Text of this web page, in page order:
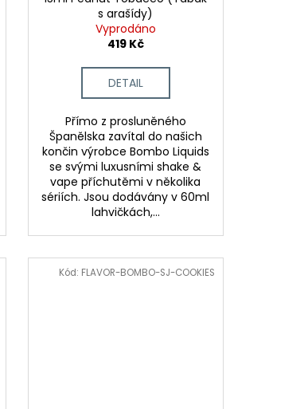
s arašídy)
Vyprodáno
419 Kč
DETAIL
Přímo z prosluněného
Španělska zavítal do našich
končin výrobce Bombo Liquids
se svými luxusními shake &
vape příchutěmi v několika
sériích. Jsou dodávány v 60ml
lahvičkách,...
Kód: FLAVOR-BOMBO-SJ-COOKIES